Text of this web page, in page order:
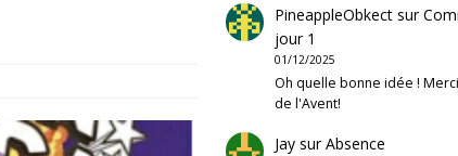
PineappleObkect sur
jour 1
01/12/2025
Oh quelle bonne idée !
de l'Avent!
Jay surAbsence